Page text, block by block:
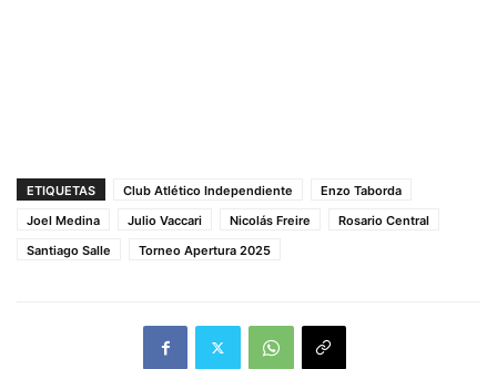
ETIQUETAS Club Atlético Independiente
Enzo Taborda
Joel Medina
Julio Vaccari Nicolás Freire
Rosario Central
Santiago Salle
Torneo Apertura 2025